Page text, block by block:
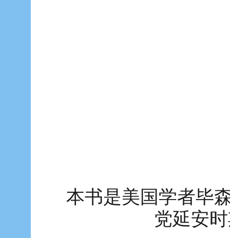
本书是美国学者毕
党延安